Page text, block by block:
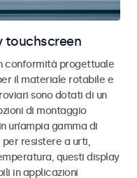
touchscreen
conformità progettuale
per il materiale rotabile e
sono dotati di un
di montaggio
un’ampia gamma di
resistere a urti,
questi display
in applicazioni